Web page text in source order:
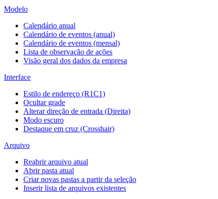
Modelo
Calendário anual
Calendário de eventos (anual)
Calendário de eventos (mensal)
Lista de observação de ações
Visão geral dos dados da empresa
Interface
Estilo de endereço (R1C1)
Ocultar grade
Alterar direção de entrada (Direita)
Modo escuro
Destaque em cruz (Crosshair)
Arquivo
Reabrir arquivo atual
Abrir pasta atual
Criar novas pastas a partir da seleção
Inserir lista de arquivos existentes